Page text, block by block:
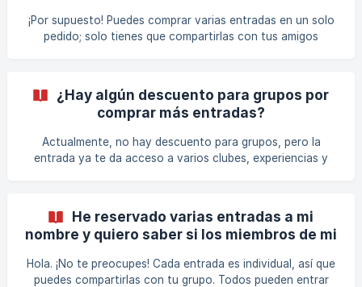
¡Por supuesto! Puedes comprar varias entradas en un solo
pedido; solo tienes que compartirlas con tus amigos
¿Hay algún descuento para grupos por
comprar más entradas?
Actualmente, no hay descuento para grupos, pero la
entrada ya te da acceso a varios clubes, experiencias y
He reservado varias entradas a mi
nombre y quiero saber si los miembros de mi
pueden ir por separado.
Hola. ¡No te preocupes! Cada entrada es individual, así que
puedes compartirlas con tu grupo. Todos pueden entrar